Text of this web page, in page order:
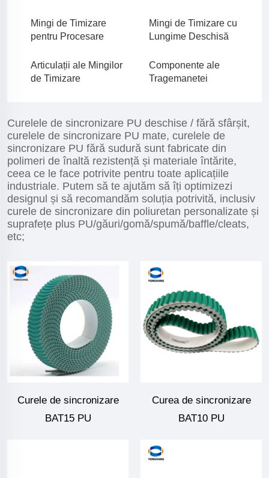
Mingi de Timizare
pentru Procesare
Mingi de Timizare cu
Lungime Deschisă
Articulații ale Mingilor
de Timizare
Componente ale
Tragemanetei
Curelele de sincronizare PU deschise / fără sfârșit,
curelele de sincronizare PU mate, curelele de
sincronizare PU fără sudură sunt fabricate din
polimeri de înaltă rezistență și materiale întărite,
ceea ce le face potrivite pentru toate aplicațiile
industriale. Putem să te ajutăm să îți optimizezi
designul și să recomandăm soluția potrivită, inclusiv
curele de sincronizare din poliuretan personalizate și
suprafețe plus PU/găuri/gomă/spumă/baffle/cleats,
etc;
Curele de sincronizare
BAT15 PU
Curea de sincronizare
BAT10 PU